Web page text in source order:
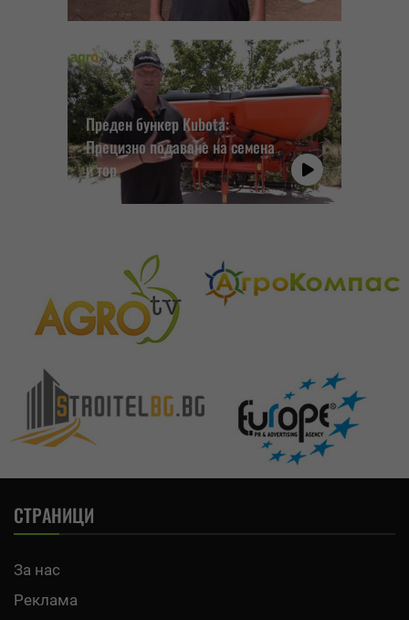
Преден бункер Kubota:
Прецизно подаване на семена
и тор
СТРАНИЦИ
За нас
Реклама